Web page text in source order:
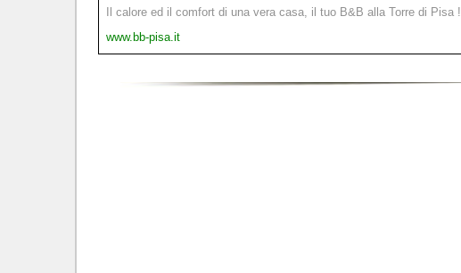
Il calore ed il comfort di una vera casa, il tuo B&B alla Torre di Pisa !
www.bb-pisa.it